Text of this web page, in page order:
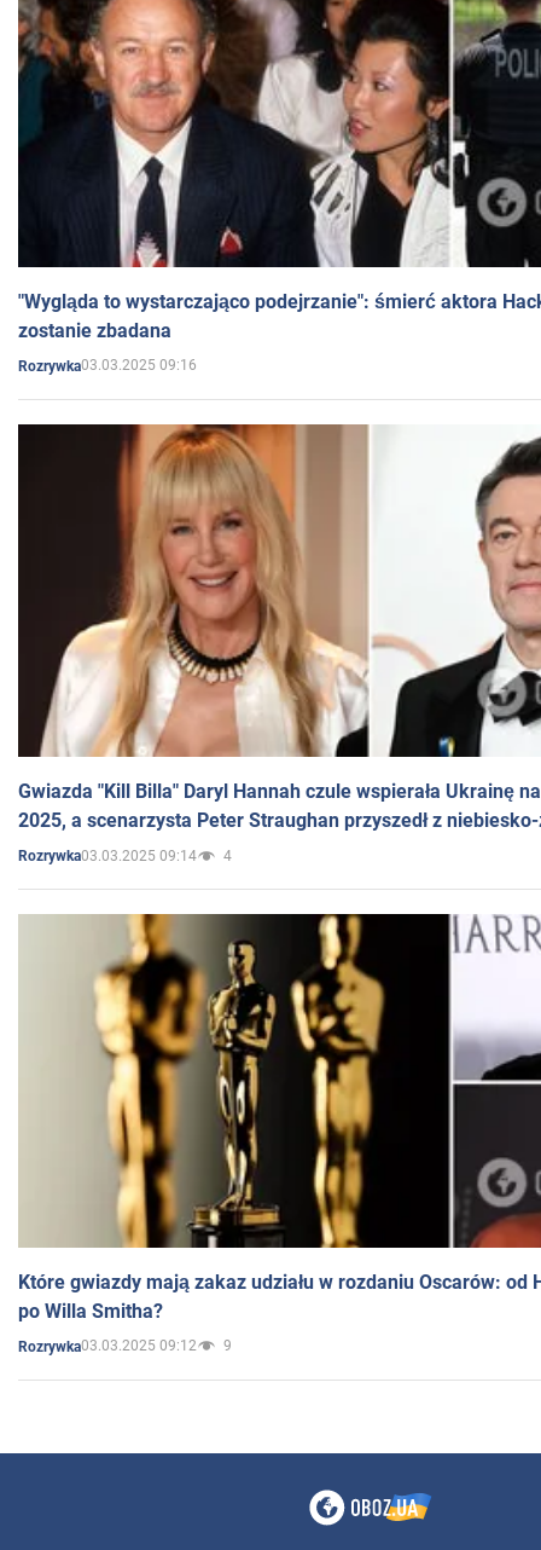
"Wygląda to wystarczająco podejrzanie": śmierć aktora
zostanie zbadana
Rozrywka03.03.2025 09:16
Gwiazda "Kill Billa" Daryl Hannah czule wspierała Ukrainę
2025, a scenarzysta Peter Straughan przyszedł z
Rozrywka03.03.2025 09:14 4
Które gwiazdy mają zakaz udziału w rozdaniu Oscarów: od
po Willa Smitha?
Rozrywka03.03.2025 09:12 9